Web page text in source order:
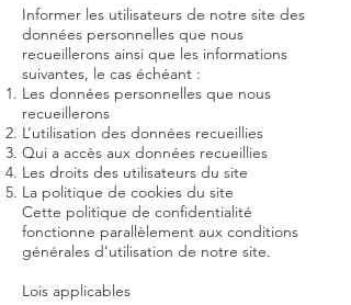
Informer les utilisateurs de notre site des
données personnelles que nous
recueillerons ainsi que les informations
suivantes, le cas échéant :
Les données personnelles que nous
recueillerons
L’utilisation des données recueillies
Qui a accès aux données recueillies
Les droits des utilisateurs du site
La politique de cookies du site
Cette politique de confidentialité
fonctionne parallèlement aux conditions
générales d’utilisation de notre site.
Lois applicables